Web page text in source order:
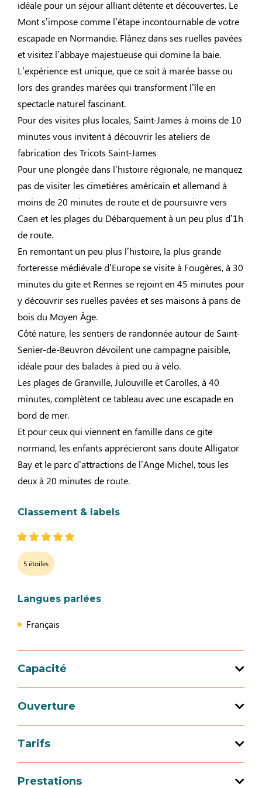
idéale pour un séjour alliant détente et découvertes. Le
Mont s’impose comme l’étape incontournable de votre
escapade en Normandie. Flânez dans ses ruelles pavées
et visitez l’abbaye majestueuse qui domine la baie.
L’expérience est unique, que ce soit à marée basse ou
lors des grandes marées qui transforment l’île en
spectacle naturel fascinant.
Pour des visites plus locales, Saint-James à moins de 10
minutes vous invitent à découvrir les ateliers de
fabrication des Tricots Saint-James
Pour une plongée dans l’histoire régionale, ne manquez
pas de visiter les cimetières américain et allemand à
moins de 20 minutes de route et de poursuivre vers
Caen et les plages du Débarquement à un peu plus d’1h
de route.
En remontant un peu plus l’histoire, la plus grande
forteresse médiévale d’Europe se visite à Fougères, à 30
minutes du gite et Rennes se rejoint en 45 minutes pour
y découvrir ses ruelles pavées et ses maisons à pans de
bois du Moyen Âge.
Côté nature, les sentiers de randonnée autour de Saint-
Senier-de-Beuvron dévoilent une campagne paisible,
idéale pour des balades à pied ou à vélo.
Les plages de Granville, Julouville et Carolles, à 40
minutes, complètent ce tableau avec une escapade en
bord de mer.
Et pour ceux qui viennent en famille dans ce gite
normand, les enfants apprécieront sans doute Alligator
Bay et le parc d’attractions de l’Ange Michel, tous les
deux à 20 minutes de route.
Classement & labels
5 étoiles
Langues parlées
Français
Capacité
Capacité d'accueil totale : 4 personne(s)
Ouverture
décembre 2026
Tarifs
Prestations